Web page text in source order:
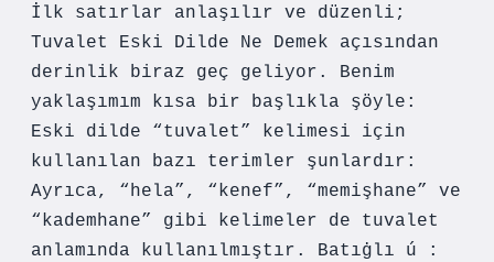
İlk satırlar anlaşılır ve düzenli;
Tuvalet Eski Dilde Ne Demek açısından
derinlik biraz geç geliyor. Benim
yaklaşımım kısa bir başlıkla şöyle:
Eski dilde “tuvalet” kelimesi için
kullanılan bazı terimler şunlardır:
Ayrıca, “hela”, “kenef”, “memişhane” ve
“kademhane” gibi kelimeler de tuvalet
anlamında kullanılmıştır. Batıġlı ú :